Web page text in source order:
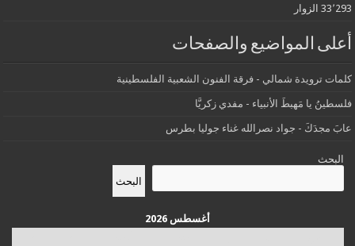
33٬293 الزوار
أعلى المواضيع والصفحات
كلمات ترويدة شمالي - فرقة الفنون الشعبية الفلسطينية
فلسطينُ يا مَهبطَ الأنبياء - مفدي زكريَّا
عابَ مجدَكَ - جواد نصرالله غناء جوليا بطرس
البحث
البحث
أغسطس 2026